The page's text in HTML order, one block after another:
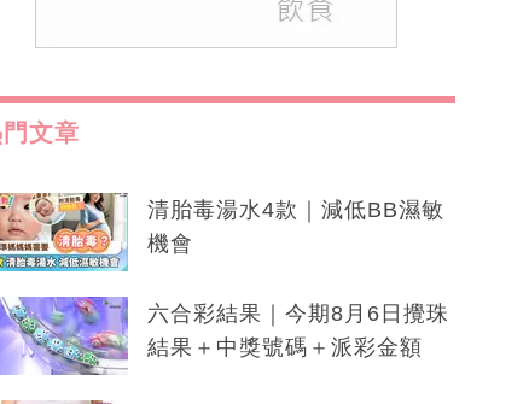
文章
清胎毒湯水4款｜減低BB濕敏
機會
六合彩結果｜今期8月6日攪珠
結果＋中獎號碼＋派彩金額